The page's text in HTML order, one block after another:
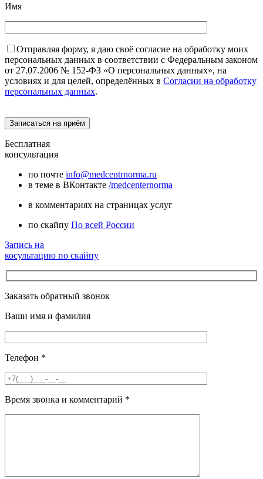
Имя
Отправляя форму, я даю своё согласие на обработку моих
персональных данных в соответствии с Федеральным законом
от 27.07.2006 № 152-ФЗ «О персональных данных», на
условиях и для целей, определённых в Согласии на обработку
персональных данных.
Бесплатная
консультация
по почте info@medcentrnorma.ru
в теме в ВКонтакте /medcenternorma
в комментариях на страницах услуг
по скайпу По всей России
Запись на
косультацию по скайпу
Заказать обратный звонок
Ваши имя и фамилия
Телефон *
Время звонка и комментарий *